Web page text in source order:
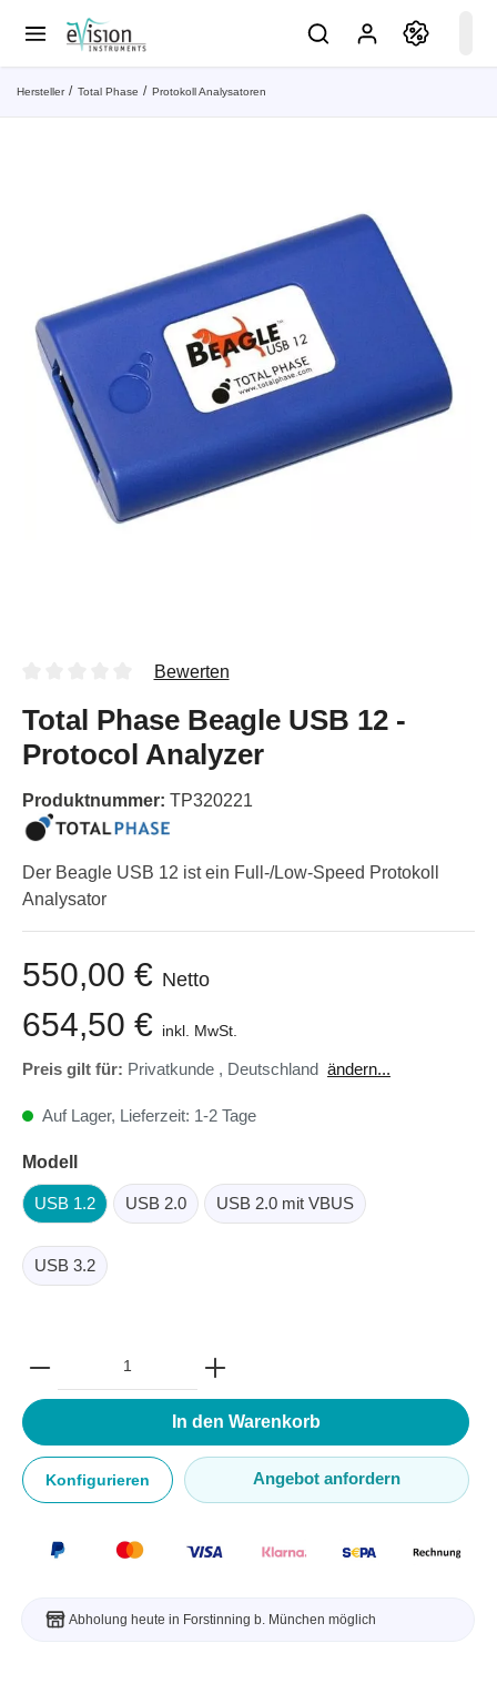
Hersteller Total Phase Protokoll Analysatoren
Bewerten
Total Phase Beagle USB 12 -
Protocol Analyzer
Produktnummer: TP320221
Der Beagle USB 12 ist ein Full-/Low-Speed Protokoll
Analysator
550,00 € Netto
654,50 € inkl. MwSt.
Preis gilt für: Privatkunde , Deutschland ändern...
Auf Lager, Lieferzeit: 1-2 Tage
Modell
USB 1.2 USB 2.0 USB 2.0 mit VBUS
USB 3.2
In den Warenkorb
Konfigurieren Angebot anfordern
Abholung heute in Forstinning b. München möglich